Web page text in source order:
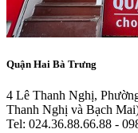
Quận Hai Bà Trưng
4 Lê Thanh Nghị,
Thanh Nghị và Bạch
Tel: 024.36.88.66.88 -